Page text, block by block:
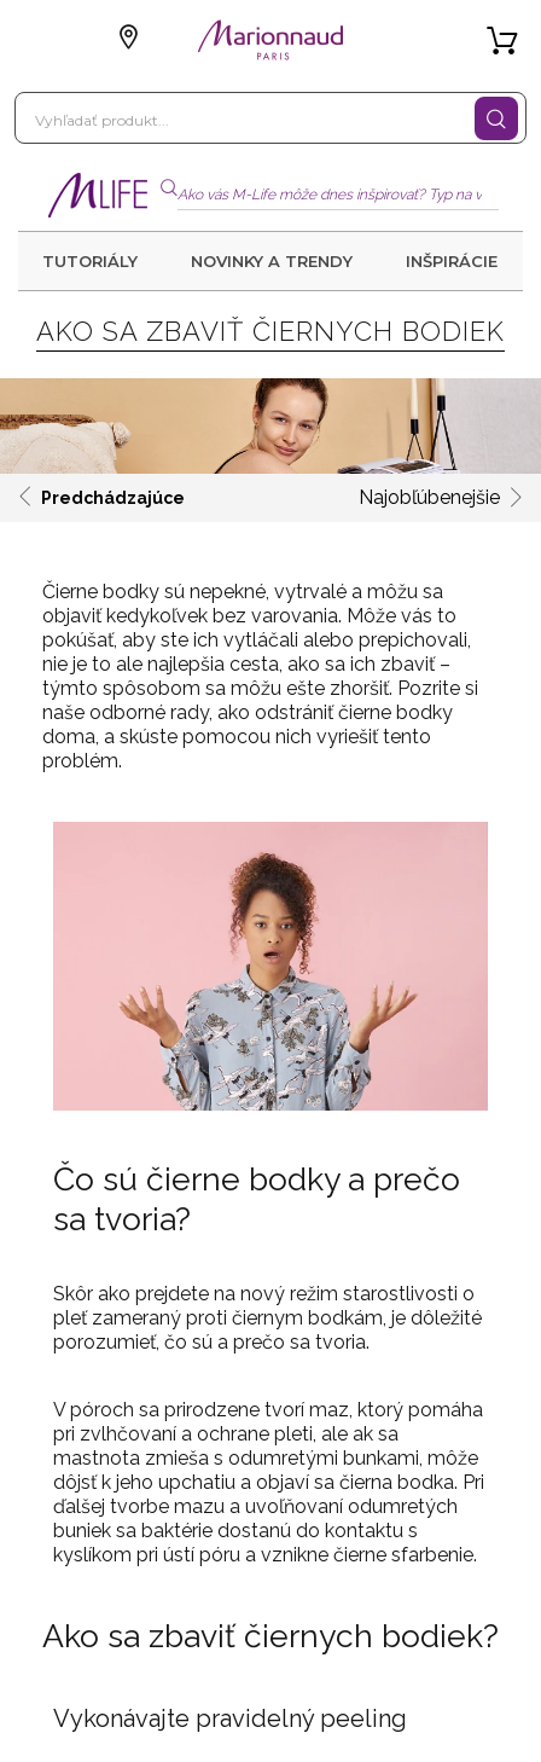
TUTORIÁLY NOVINKY A TRENDY INŠPIRÁCIE
AKO SA ZBAVIŤ ČIERNYCH BODIEK
Predchádzajúce Najobľúbenejšie
Čierne bodky sú nepekné, vytrvalé a môžu sa
objaviť kedykoľvek bez varovania. Môže vás to
pokúšať, aby ste ich vytláčali alebo prepichovali,
nie je to ale najlepšia cesta, ako sa ich zbaviť –
týmto spôsobom sa môžu ešte zhoršiť. Pozrite si
naše odborné rady, ako odstrániť čierne bodky
doma, a skúste pomocou nich vyriešiť tento
problém.
Čo sú čierne bodky a prečo
sa tvoria?
Skôr ako prejdete na nový režim starostlivosti o
pleť zameraný proti čiernym bodkám, je dôležité
porozumieť, čo sú a prečo sa tvoria.
V póroch sa prirodzene tvorí maz, ktorý pomáha
pri zvlhčovaní a ochrane pleti, ale ak sa
mastnota zmieša s odumretými bunkami, môže
dôjsť k jeho upchatiu a objaví sa čierna bodka. Pri
ďalšej tvorbe mazu a uvoľňovaní odumretých
buniek sa baktérie dostanú do kontaktu s
kyslíkom pri ústí póru a vznikne čierne sfarbenie.
Ako sa zbaviť čiernych bodiek?
Vykonávajte pravidelný peeling